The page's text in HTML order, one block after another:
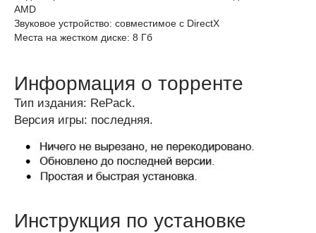
AMD
Звуковое устройство: совместимое с DirectX
Места на жестком диске: 8 Гб
Информация о торренте
Тип издания: RePack.
Версия игры: последняя.
Инструкция по установке